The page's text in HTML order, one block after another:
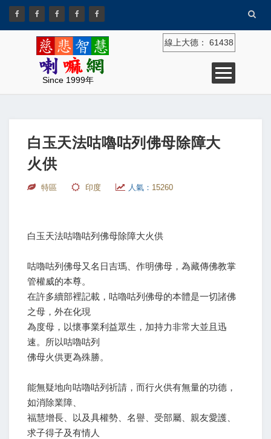
Since 1999年
線上大德： 61438
白玉天法咕嚕咕列佛母除障大
火供
特區 印度 人氣： 15260
白玉天法咕嚕咕列佛母除障大火供
咕嚕咕列佛母又名日吉瑪、作明佛母，為藏傳佛教掌
管權威的本尊。
在許多續部裡記載，咕嚕咕列佛母的本體是一切諸佛
之母，外在化現
為度母，以懷事業利益眾生，加持力非常大並且迅
速。所以咕嚕咕列
佛母火供更為殊勝。
能無疑地向咕嚕咕列祈請，而行火供有無量的功德，
如消除業障、
福慧增長、以及具權勢、名譽、受部屬、親友愛護、
求子得子及有情人